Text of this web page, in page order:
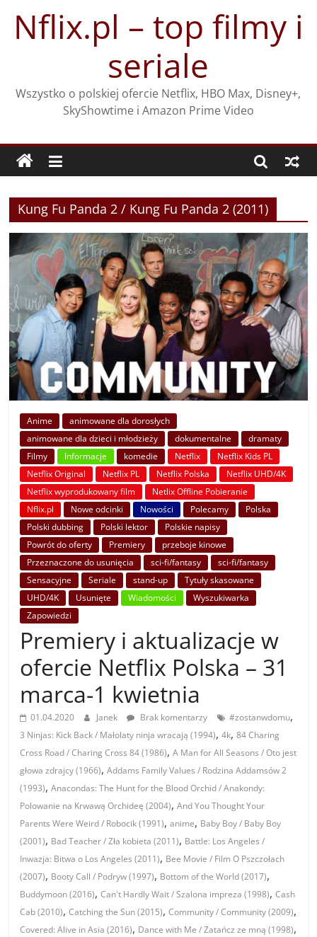
treściNflix.pl – top filmy i
seriale
Wszystko o polskiej ofercie Netflix, HBO Max, Disney+,
SkyShowtime i Amazon Prime Video
Kung Fu Panda 2 / Kung Fu Panda 2 (2011)
Anime
animowane dla dorosłych
animowane dla dzieci i młodzieży
dokumentalne
dramaty
Filmy
Informacje komedie Netflix
Netflix Kids PL
Netflix Original
Netflix PL Netflix Polska
Netflix UHD/4K
Netflix wyprodukowany film
Netlix Offline Pobieranie
Nflix.pl
Nowe odcinki Nowości Polecamy
Polska
Polski dubbing
Polski lektor
Polskie napisy
Powrót do oferty
Premiery
przeboje kinowe
Przeznaczone do usunięcia
sci-fi/fantasy
sci-fi/fantasy
Sensacyjne
Seriale stand-up
Tytuły skasowane
UHD/4K
Usunięte Wiadomości
Wyszukiwarka
Zapowiedzi
Premiery i aktualizacje w
ofercie Netflix Polska – 31
marca-1 kwietnia
01.04.2020 Janek Brak komentarzy #zostanwdomu,
3 Ninjas: Kick Back / Małolaty ninja wracają (1994),4k,84 Charing
Cross Road / Charing Cross 84 (1986),A Man for All Seasons / Oto jest
głowa zdrajcy (1966),Addams Family Values / Rodzina Addamsów 2
(1993),Anacondas: The Hunt for the Blood Orchid / Anakondy:
Polowanie na Krwawą Orchideę (2004),And You Thought Your
Parents Were Weird / Robocik (1991),anime, Baby Boy / Baby Boy
(2001), Bad Teacher / Zła kobieta (2011), Battle: Los Angeles /
Inwazja: Bitwa o Los Angeles (2011), Bee Movie / Film O Pszczołach
(2007), Booty Call / Podryw (1997), Bottom of the World (2017),
Buddymoon (2016),Can't Hardly Wait / Szalona impreza (1998),Cash
Cab (2010),Catching the Sun (2015),Community / Community (2009),
Covered: Alive in Asia (2016), Dance with Me / Zatańcz ze mną (1998),